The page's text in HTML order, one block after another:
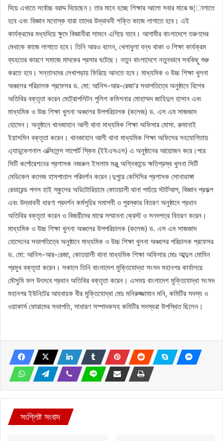
দিয়ে এখাতে সর্বোচ্চ বরাদ্দ দিয়েছেন। তার মানে হচ্ছে শিক্ষার আলো সবার মাঝে জ¦ালাতে
হবে এবং বিজ্ঞান মনোস্ক যারা তাদের উদ্ভাবনী শক্তি কাজে লাগাতে হবে। এই
কার্যক্রমের মধ্যদিয়ে ক্ষুদে বিজ্ঞানীরা সামনে এগিয়ে যাবে। আগামীর বাংলাদেশে তরুণদের
মেধাকে কাজে লাগাতে হবে। তিনি আরও বলেন, খেলাধুলা বন্ধ থাকা ও শিক্ষা কার্যক্রম
ব্যহতের কারণে সমাজে মাদকের প্রসার ঘটেছে। নতুন বাংলাদেশে নতুনভাবে সবকিছু শুরু
করতে হবে। সন্তানদের লেখাপড়ায় ফিরিয়ে আনতে হবে। মাধ্যমিক ও উচ্চ শিক্ষা খুলনা
অঞ্চলের পরিচালক প্রফেসর ড. মো: আনিস-আর-রেজা’র সভাপতিত্বে অনুষ্ঠানে বিশেষ
অতিথির বক্তৃতা করেন মেট্রোপলিটন পুলিশ কমিশনার মোহাম্মদ জাহিদুল হাসান এবং
মাধ্যমিক ও উচ্চ শিক্ষা খুলনা অঞ্চলের উপপরিচালক (কলেজ) ড. এস এম সাজজাদ
হোসেন। অনুষ্ঠানে খানজাহান আলী থানা মাধ্যমিক শিক্ষা অফিসার মোসা. রুমানাই
ইয়াসমিন বক্তৃতা করেন। খানজাহান আলী থানা মাধ্যমিক শিক্ষা অফিসের সহযোগিতায়
এ্যাডুকেশনাল এক্সিলেন্স সাপোর্ট স্কিম (ইইএসএস) এ অনুষ্ঠানের আয়োজন করে।পরে
সিটি কর্পোরেশনের প্রশাসক নজরুল ইসলাম মঞ্জু অগ্নিকান্ডে ক্ষতিগ্রস্থ খুলনা সিটি
মেডিকেল কলেজ হাসপাতাল পরিদর্শন করেন।দুপুরে কেসিসির প্রশাসক সোনাডাঙ্গা
রেভারেন্ড পলস হাই স্কুলের অডিটোরিয়ামে কোতয়ালী থানা পর্যায়ে স্টার্টআপ, বিজ্ঞান প্রকল্প
এবং উদ্ভাবনী ধারণা প্রদর্শন কর্মসূচির সমাপনী ও পুরস্কার বিতরণ অনুষ্ঠানে প্রধান
অতিথির বক্তৃতা করেন ও বিজয়ীদের মাঝে সম্মাননা ক্রেস্ট ও সনদপত্র বিতরণ করেন।
মাধ্যমিক ও উচ্চ শিক্ষা খুলনা অঞ্চলের উপপরিচালক (কলেজ) ড. এস এম সাজজাদ
হোসেনের সভাপতিত্বে অনুষ্ঠানে মাধ্যমিক ও উচ্চ শিক্ষা খুলনা অঞ্চলের পরিচালক প্রফেসর
ড. মো: আনিস-আর-রেজা, কোতয়ালী থানা মাধ্যমিক শিক্ষা অফিসার মোঃ আব্দুল মোমিন
প্রমুখ বক্তৃতা করেন। সকালে তিনি বাংলাদেশ মুক্তিযোদ্ধা সংসদ মহানগর কার্যালয়ে
মৌসুমি ফল উৎসবে প্রধান অতিথির বক্তৃতা করেন। এসময় বাংলাদেশ মুক্তিযোদ্ধা সংসদ
মহানগর ইউনিটের আহবায়ক বীর মুক্তিযোদ্ধা মোঃ মনিরুজ্জামান মনি, কমিটির সদস্য ও
ওয়াকার্স ফোরামের সভাপতি, সাধারণ সম্পাদকসহ কমিটির সদস্যরা উপস্থিত ছিলেন।
সংশ্লিষ্ট সংবাদ